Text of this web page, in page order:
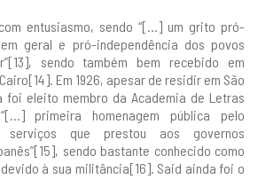
entusiasmo, sendo “[...] um grito pró-
geral e pró-independência dos povos
sendo também bem recebido em
Em 1926, apesar de residir em São
foi eleito membro da Academia de Letras
primeira homenagem pública pelo
serviços que prestou aos governos
sendo bastante conhecido como
à sua militância[16]. Said ainda foi o